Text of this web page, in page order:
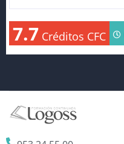
7.7 Créditos CFC